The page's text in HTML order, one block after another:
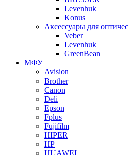
Levenhuk
Konus
Аксессуары для
Veber
Levenhuk
GreenBean
МФУ
Avision
Brother
Canon
Deli
Epson
Fplus
Fujifilm
HIPER
HP